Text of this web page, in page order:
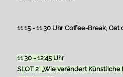
11:15 - 11:30 Uhr Coffee-Break,
11:30 - 12:45 Uhr
SLOT 2 „Wie verändert